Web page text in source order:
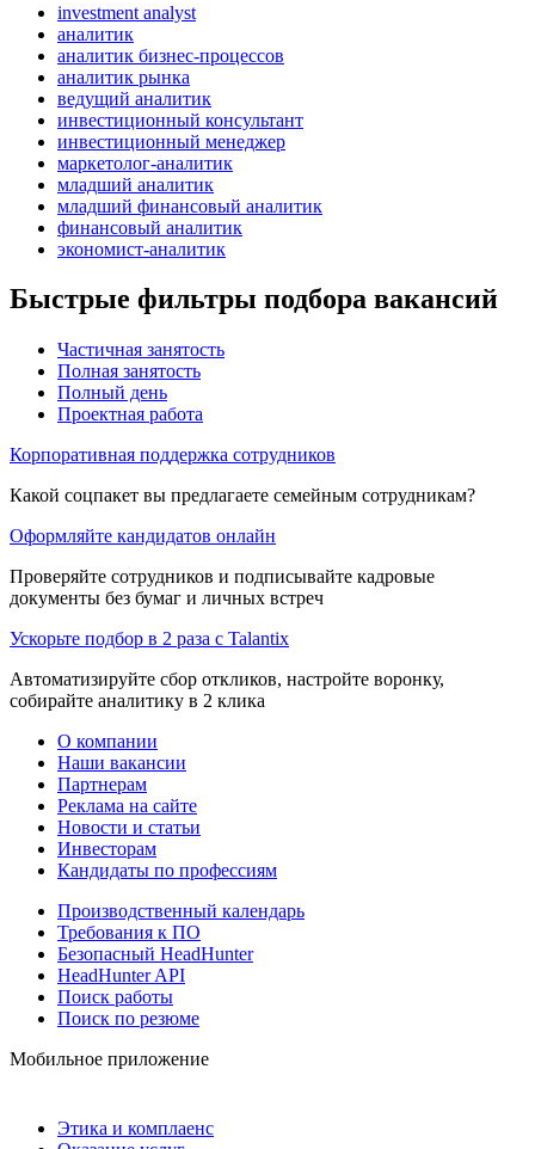
investment analyst
аналитик
аналитик бизнес-процессов
аналитик рынка
ведущий аналитик
инвестиционный консультант
инвестиционный менеджер
маркетолог-аналитик
младший аналитик
младший финансовый аналитик
финансовый аналитик
экономист-аналитик
Быстрые фильтры подбора вакансий
Частичная занятость
Полная занятость
Полный день
Проектная работа
Корпоративная поддержка сотрудников
Какой соцпакет вы предлагаете семейным сотрудникам?
Оформляйте кандидатов онлайн
Проверяйте сотрудников и подписывайте кадровые
документы без бумаг и личных встреч
Ускорьте подбор в 2 раза с Talantix
Автоматизируйте сбор откликов, настройте воронку,
собирайте аналитику в 2 клика
О компании
Наши вакансии
Партнерам
Реклама на сайте
Новости и статьи
Инвесторам
Кандидаты по профессиям
Производственный календарь
Требования к ПО
Безопасный HeadHunter
HeadHunter API
Поиск работы
Поиск по резюме
Мобильное приложение
Этика и комплаенс